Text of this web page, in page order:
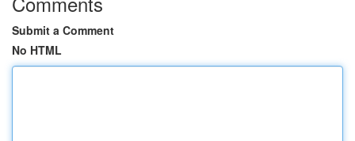
Submit a Comment
No HTML